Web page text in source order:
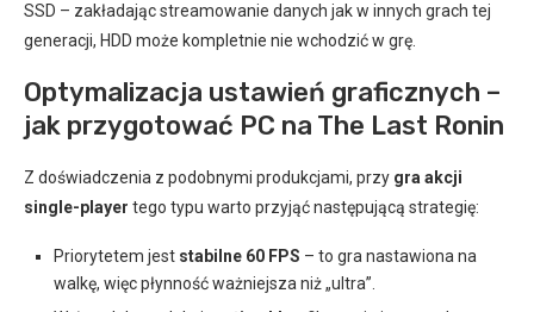
SSD – zakładając streamowanie danych jak w innych grach tej
generacji, HDD może kompletnie nie wchodzić w grę.
Optymalizacja ustawień graficznych –
jak przygotować PC na The Last Ronin
Z doświadczenia z podobnymi produkcjami, przy gra akcji
single-player tego typu warto przyjąć następującą strategię:
Priorytetem jest stabilne 60 FPS – to gra nastawiona na
walkę, więc płynność ważniejsza niż „ultra”.